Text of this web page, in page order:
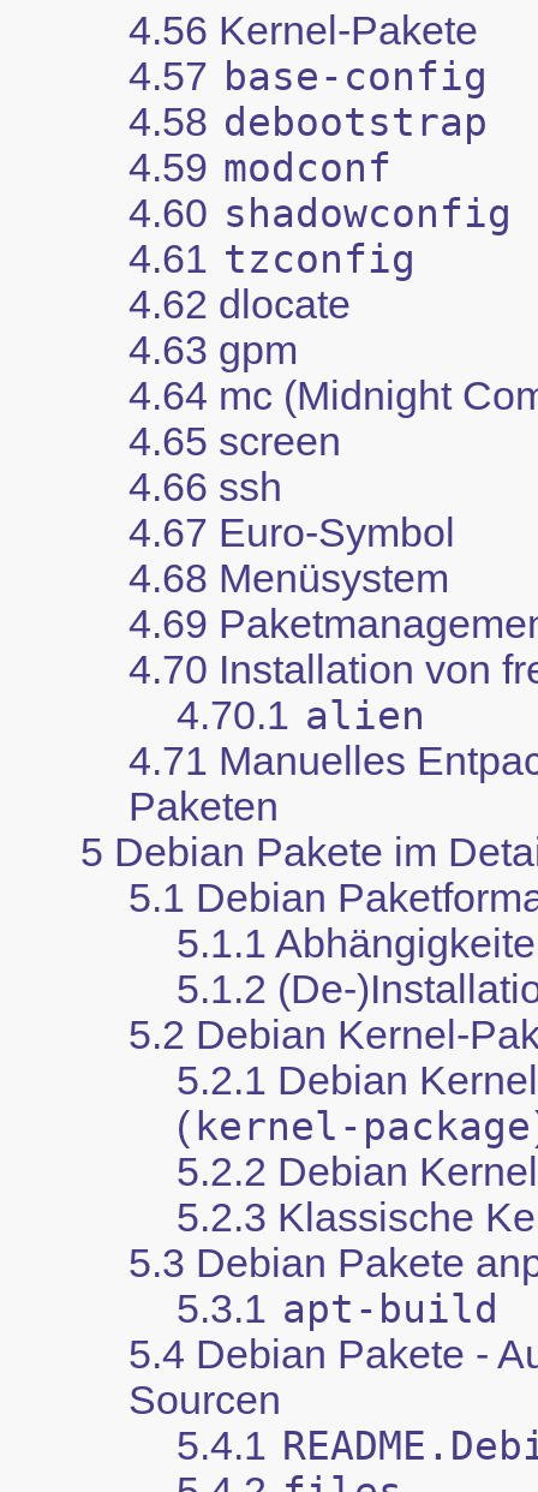
4.56 Kernel-Pakete
4.57 base-config
4.58 debootstrap
4.59 modconf
4.60 shadowconfig
4.61 tzconfig
4.62 dlocate
4.63 gpm
4.64 mc (Midnight
4.65 screen
4.66 ssh
4.67 Euro-Symbol
4.68 Menüsystem
4.69
4.70 Installation von
4.70.1 alien
4.71 Manuelles
Paketen
5 Debian Pakete im
5.1 Debian
5.1.1
5.1.2 (De-
5.2 Debian Kernel-
5.2.1 Debian
( kernel-package
5.2.2 Debian
5.2.3 Klassische
5.3 Debian Pakete
5.3.1 apt-build
5.4 Debian Pakete -
Sourcen
5.4.1